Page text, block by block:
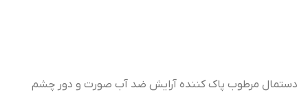
دستمال مرطوب پاک کننده آرایش ضد آب صورت و دور چشم